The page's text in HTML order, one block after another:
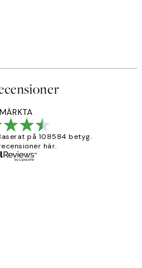
på 108584 betyg.
här.